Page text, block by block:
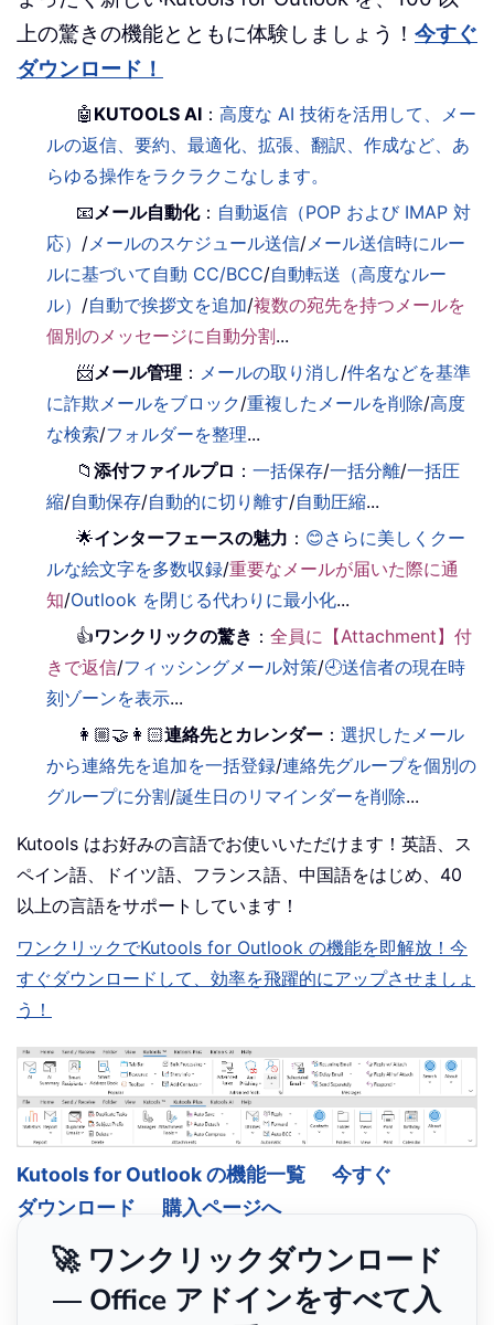
上の驚きの機能とともに体験しましょう！ 今すぐ
ダウンロード！
🤖 KUTOOLS AI ：高度な AI 技術を活用して、メー
ルの返信、要約、最適化、拡張、翻訳、作成など、あ
らゆる操作をラクラクこなします。
📧 メール自動化： 自動返信（POP および IMAP 対
応） / メールのスケジュール送信/ メール送信時にルー
ルに基づいて自動 CC/BCC/自動転送（高度なルー
ル） /自動で挨拶文を追加/複数の宛先を持つメールを
個別のメッセージに自動分割...
📨メール管理 ： メールの取り消し/件名などを基準
に詐欺メールをブロック/重複したメールを削除/高度
な検索/フォルダーを整理...
📁添付ファイルプロ ：一括保存/一括分離/一括圧
縮/自動保存/自動的に切り離す/自動圧縮...
🌟インターフェースの魅力 ： 😊さらに美しくクー
ルな絵文字を多数収録/重要なメールが届いた際に通
知/Outlook を閉じる代わりに最小化...
👍ワンクリックの驚き ：全員に【Attachment】付
きで返信/フィッシングメール対策/🕘送信者の現在時
刻ゾーンを表示...
👩🏼‍🤝‍👩🏻連絡先とカレンダー ：選択したメール
から連絡先を追加を一括登録/連絡先グループを個別の
グループに分割/誕生日のリマインダーを削除...
Kutools はお好みの言語でお使いいただけます！英語、ス
ペイン語、ドイツ語、フランス語、中国語をはじめ、40
以上の言語をサポートしています！
ワンクリックでKutools for Outlook の機能を即解放！今
すぐダウンロードして、効率を飛躍的にアップさせましょ
う！
Kutools for Outlook の機能一覧
今すぐ
ダウンロード
購入ページへ
🚀 ワンクリックダウンロード
— Office アドインをすべて入